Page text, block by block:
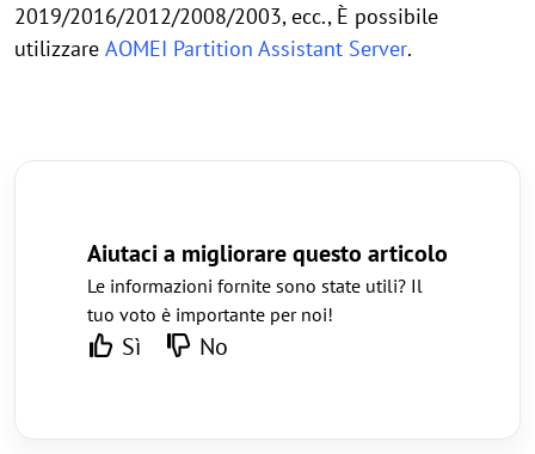
2019/2016/2012/2008/2003, ecc., È possibile
utilizzare AOMEI Partition Assistant Server.
Aiutaci a migliorare questo articolo
Le informazioni fornite sono state utili? Il
tuo voto è importante per noi!
Sì No